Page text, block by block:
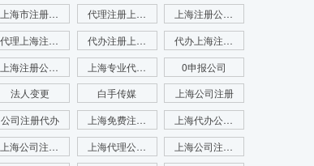
上海市注册公司
代理注册上海公司
上海注册公司代办
代理上海注册公司
代办注册上海公司
代办上海注册公司
上海注册公司咨询
上海专业代理注册公司
0申报公司
法人变更
白手传媒
上海公司注册
公司注册代办
上海免费注册公司
上海代办公司注册
上海公司注册查名
上海代理公司注册
上海公司注册查询